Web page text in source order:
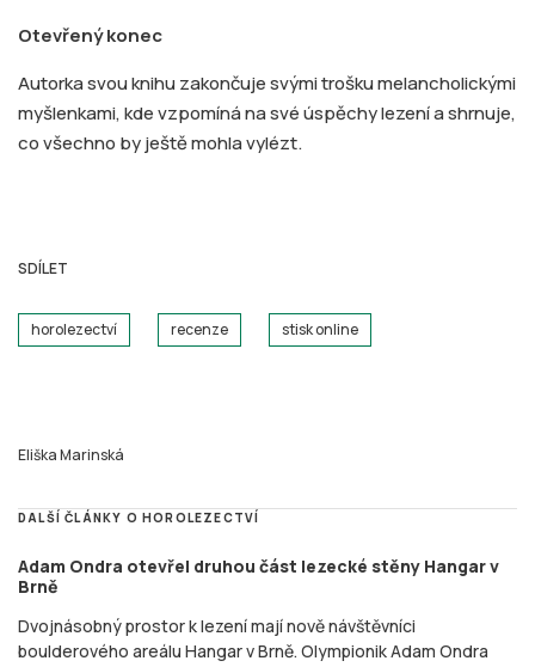
Otevřený konec
Autorka svou knihu zakončuje svými trošku melancholickými
myšlenkami, kde vzpomíná na své úspěchy lezení a shrnuje,
co všechno by ještě mohla vylézt.
SDÍLET
horolezectví recenze stisk online
Eliška Marinská
DALŠÍ ČLÁNKY O HOROLEZECTVÍ
Adam Ondra otevřel druhou část lezecké stěny Hangar v
Brně
Dvojnásobný prostor k lezení mají nově návštěvníci
boulderového areálu Hangar v Brně. Olympionik Adam Ondra